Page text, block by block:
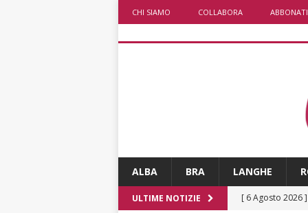
CHI SIAMO COLLABORA ABBONATI
ALBA BRA LANGHE
ULTIME NOTIZIE [ 6 Agosto 2026 ]